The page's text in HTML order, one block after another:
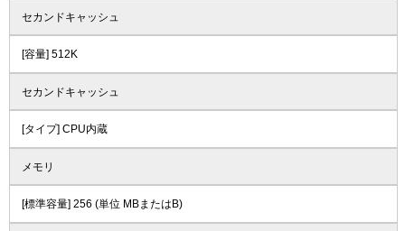
セカンドキャッシュ
[容量] 512K
セカンドキャッシュ
[タイプ] CPU内蔵
メモリ
[標準容量] 256 (単位 MBまたはB)